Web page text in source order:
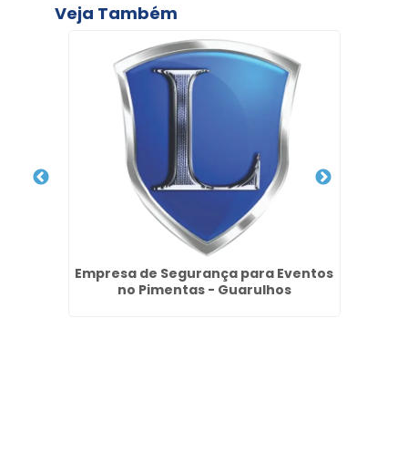
Veja Também
Empresa de Segurança para Eventos
no Pimentas - Guarulhos